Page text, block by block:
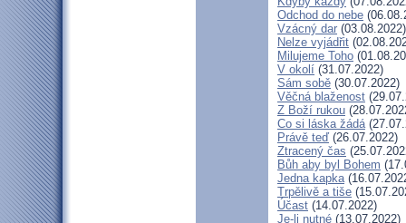
Odchod do nebe
Vzácný dar (03.08.2022)
Nelze vyjádřit
Milujeme Toho
V okolí (31.07.2022)
Sám sobě (30.07.2022)
Věčná blaženost
Z Boží rukou
Co si láska žádá
Právě teď (26.07.2022)
Ztracený čas
Bůh aby byl Bohem
Jedna kapka
Trpělivě a tiše
Účast (14.07.2022)
Je-li nutné (13.07.2022)